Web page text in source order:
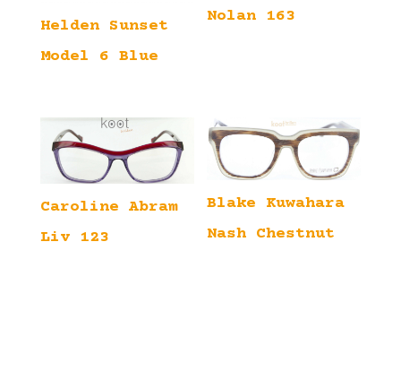
Helden Sunset
Model 6 Blue
Nolan 163
Caroline Abram
Liv 123
Blake Kuwahara
Nash Chestnut